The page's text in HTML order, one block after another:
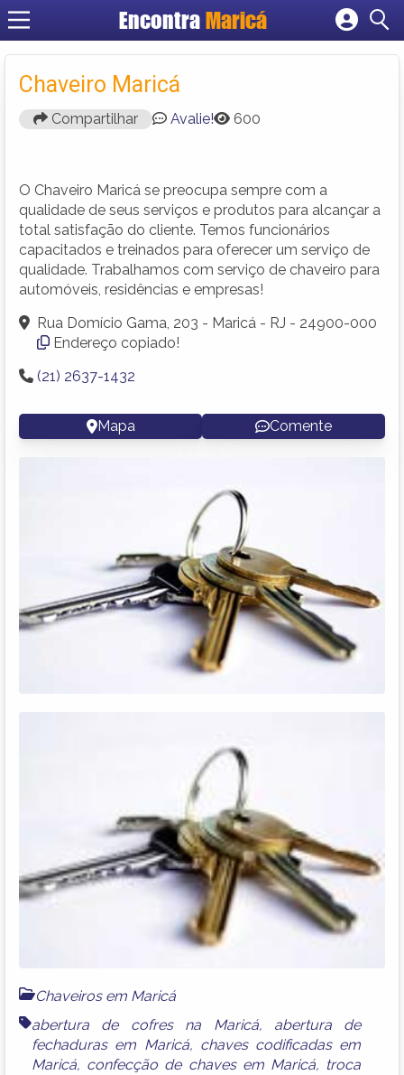
EncontraMaricá
Cadastrar empresa
Chaveiro Maricá
Compartilhar Avalie! 600
O Chaveiro Maricá se preocupa sempre com a
qualidade de seus serviços e produtos para alcançar a
total satisfação do cliente. Temos funcionários
capacitados e treinados para oferecer um serviço de
qualidade. Trabalhamos com serviço de chaveiro para
automóveis, residências e empresas!
Rua Domício Gama, 203 - Maricá - RJ - 24900-000
Endereço copiado!
(21) 2637-1432
Mapa Comente
Chaveiros em Maricá
abertura de cofres na Maricá, abertura de
fechaduras em Maricá, chaves codificadas em
Maricá, confecção de chaves em Maricá, troca